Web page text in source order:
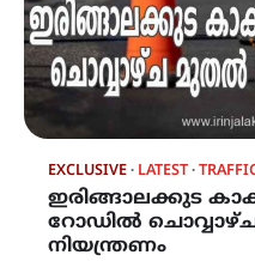
EXCLUSIVE LATEST
ഇരിങ്ങാലക്കുട
റോഡിൽ
നിയന്ത്രണം